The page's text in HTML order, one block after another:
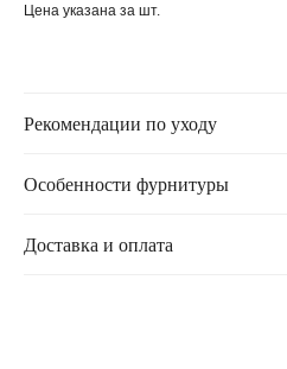
Цена указана за шт.
Рекомендации по уходу
Особенности фурнитуры
Доставка и оплата